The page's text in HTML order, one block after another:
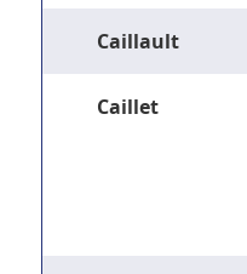
Caillault
Caillet